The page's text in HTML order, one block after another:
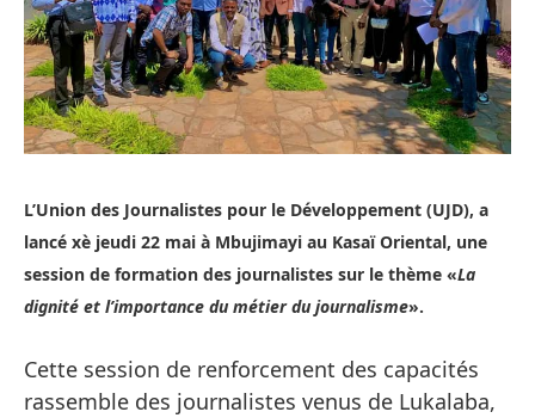
L’Union des Journalistes pour le Développement (UJD), a
lancé xè jeudi 22 mai à Mbujimayi au Kasaï Oriental, une
session de formation des journalistes sur le thème «La
dignité et l’importance du métier du journalisme».
Cette session de renforcement des capacités
rassemble des journalistes venus de Lukalaba,